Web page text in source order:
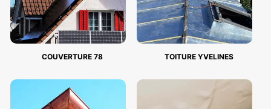
COUVERTURE 78 TOITURE YVELINES